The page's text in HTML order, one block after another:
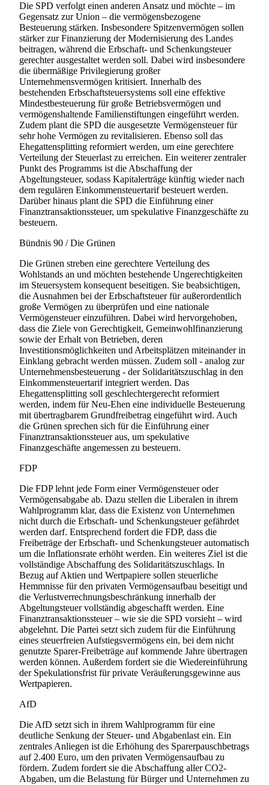
Die SPD verfolgt einen anderen Ansatz und möchte – im
Gegensatz zur Union – die vermögensbezogene
Besteuerung stärken. Insbesondere Spitzenvermögen sollen
stärker zur Finanzierung der Modernisierung des Landes
beitragen, während die Erbschaft- und Schenkungsteuer
gerechter ausgestaltet werden soll. Dabei wird insbesondere
die übermäßige Privilegierung großer
Unternehmensvermögen kritisiert. Innerhalb des
bestehenden Erbschaftsteuersystems soll eine effektive
Mindestbesteuerung für große Betriebsvermögen und
vermögenshaltende Familienstiftungen eingeführt werden.
Zudem plant die SPD die ausgesetzte Vermögensteuer für
sehr hohe Vermögen zu revitalisieren. Ebenso soll das
Ehegattensplitting reformiert werden, um eine gerechtere
Verteilung der Steuerlast zu erreichen. Ein weiterer zentraler
Punkt des Programms ist die Abschaffung der
Abgeltungsteuer, sodass Kapitalerträge künftig wieder nach
dem regulären Einkommensteuertarif besteuert werden.
Darüber hinaus plant die SPD die Einführung einer
Finanztransaktionssteuer, um spekulative Finanzgeschäfte zu
besteuern.
Bündnis 90 / Die Grünen
Die Grünen streben eine gerechtere Verteilung des
Wohlstands an und möchten bestehende Ungerechtigkeiten
im Steuersystem konsequent beseitigen. Sie beabsichtigen,
die Ausnahmen bei der Erbschaftsteuer für außerordentlich
große Vermögen zu überprüfen und eine nationale
Vermögensteuer einzuführen. Dabei wird hervorgehoben,
dass die Ziele von Gerechtigkeit, Gemeinwohlfinanzierung
sowie der Erhalt von Betrieben, deren
Investitionsmöglichkeiten und Arbeitsplätzen miteinander in
Einklang gebracht werden müssen. Zudem soll - analog zur
Unternehmensbesteuerung - der Solidaritätszuschlag in den
Einkommensteuertarif integriert werden. Das
Ehegattensplitting soll geschlechtergerecht reformiert
werden, indem für Neu-Ehen eine individuelle Besteuerung
mit übertragbarem Grundfreibetrag eingeführt wird. Auch
die Grünen sprechen sich für die Einführung einer
Finanztransaktionssteuer aus, um spekulative
Finanzgeschäfte angemessen zu besteuern.
FDP
Die FDP lehnt jede Form einer Vermögensteuer oder
Vermögensabgabe ab. Dazu stellen die Liberalen in ihrem
Wahlprogramm klar, dass die Existenz von Unternehmen
nicht durch die Erbschaft- und Schenkungsteuer gefährdet
werden darf. Entsprechend fordert die FDP, dass die
Freibeträge der Erbschaft- und Schenkungsteuer automatisch
um die Inflationsrate erhöht werden. Ein weiteres Ziel ist die
vollständige Abschaffung des Solidaritätszuschlags. In
Bezug auf Aktien und Wertpapiere sollen steuerliche
Hemmnisse für den privaten Vermögensaufbau beseitigt und
die Verlustverrechnungsbeschränkung innerhalb der
Abgeltungsteuer vollständig abgeschafft werden. Eine
Finanztransaktionssteuer – wie sie die SPD vorsieht – wird
abgelehnt. Die Partei setzt sich zudem für die Einführung
eines steuerfreien Aufstiegsvermögens ein, bei dem nicht
genutzte Sparer-Freibeträge auf kommende Jahre übertragen
werden können. Außerdem fordert sie die Wiedereinführung
der Spekulationsfrist für private Veräußerungsgewinne aus
Wertpapieren.
AfD
Die AfD setzt sich in ihrem Wahlprogramm für eine
deutliche Senkung der Steuer- und Abgabenlast ein. Ein
zentrales Anliegen ist die Erhöhung des Sparerpauschbetrags
auf 2.400 Euro, um den privaten Vermögensaufbau zu
fördern. Zudem fordert sie die Abschaffung aller CO2-
Abgaben, um die Belastung für Bürger und Unternehmen zu